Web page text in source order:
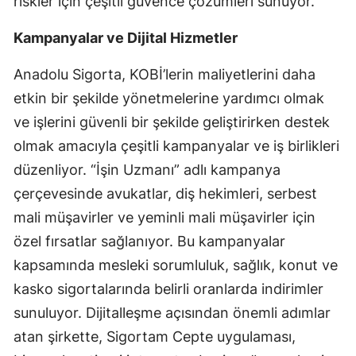
Kampanyalar ve Dijital Hizmetler
Anadolu Sigorta, KOBİ’lerin maliyetlerini daha
etkin bir şekilde yönetmelerine yardımcı olmak
ve işlerini güvenli bir şekilde geliştirirken destek
olmak amacıyla çeşitli kampanyalar ve iş birlikleri
düzenliyor. “İşin Uzmanı” adlı kampanya
çerçevesinde avukatlar, diş hekimleri, serbest
mali müşavirler ve yeminli mali müşavirler için
özel fırsatlar sağlanıyor. Bu kampanyalar
kapsamında mesleki sorumluluk, sağlık, konut ve
kasko sigortalarında belirli oranlarda indirimler
sunuluyor. Dijitalleşme açısından önemli adımlar
atan şirkette, Sigortam Cepte uygulaması,